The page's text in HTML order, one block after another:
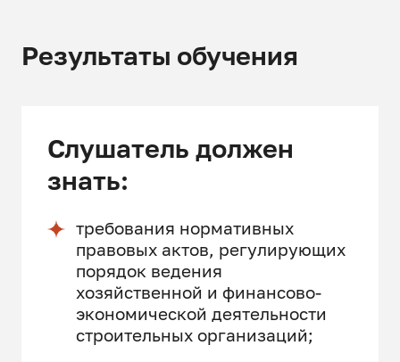
Результаты обучения
Слушатель должен
знать:
требования нормативных
правовых актов, регулирующих
порядок ведения
хозяйственной и финансово-
экономической деятельности
строительных организаций;